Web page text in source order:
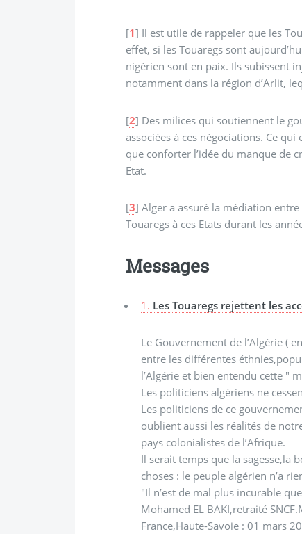
[1] Il est utile de rappeler que les
effet, si les Touaregs sont
nigérien sont en paix. Ils subissent
notamment dans la région d’Arlit,
[2] Des milices qui soutiennent le
associées à ces négociations. Ce
que conforter l’idée du manque de
Etat.
[3]Alger a assuré la médiation
Touaregs à ces Etats durant les
Messages
1. Les Touaregs rejettent les
Le Gouvernement de l’Algérie (
entre les différentes
l’Algérie et bien entendu cette "
Les politiciens algériens ne
Les politiciens de ce
oublient aussi les réalités de
pays colonialistes de l’Afrique.
Il serait temps que la sagesse,la
choses : le peuple algérien n’a
"Il n’est de mal plus incurable
Mohamed EL BAKI,retraité
France,Haute-Savoie : 01 mars